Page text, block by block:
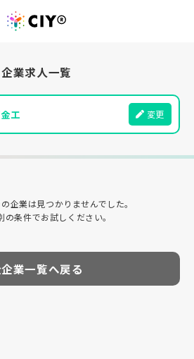
企業求人一覧
工 変更
企業は見つかりませんでした。
の条件でお試しください。
業一覧へ戻る